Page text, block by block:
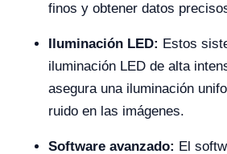
finos y obtener datos
Iluminación LED: Estos
iluminación LED de alta
asegura una iluminación
ruido en las imágenes.
Software avanzado: El